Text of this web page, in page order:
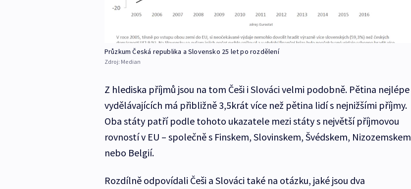
Průzkum Česká republika a Slovensko 25 let po rozdělení
Zdroj: Median
Z hlediska příjmů jsou na tom Češi i Slováci velmi podobně. Pětina nejlépe
vydělávajících má přibližně 3,5krát více než pětina lidí s nejnižšími příjmy.
Oba státy patří podle tohoto ukazatele mezi státy s největší příjmovou
rovností v EU – společně s Finskem, Slovinskem, Švédskem, Nizozemskem
nebo Belgií.
Rozdílně odpovídali Češi a Slováci také na otázku, jaké jsou dva